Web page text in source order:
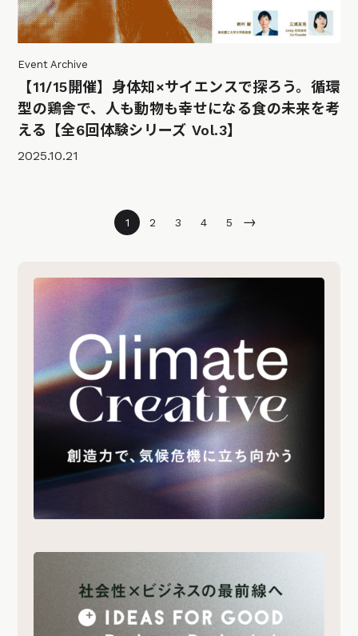
Event Archive
【11/15開催】身体知×サイエンスで探ろう。循環
型の鶏舎で、人も動物も幸せになる食の未来を考
える【全6回体験シリーズ Vol.3】
2025.10.21
1 2 3 4 5 →